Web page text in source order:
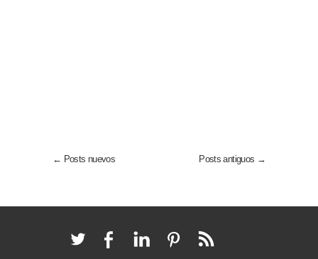
← Posts nuevos Posts antiguos →